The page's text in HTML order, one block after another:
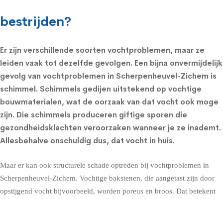
bestrijden?
Er zijn verschillende soorten vochtproblemen, maar ze
leiden vaak tot dezelfde gevolgen. Een bijna onvermijdelijk
gevolg van vochtproblemen in Scherpenheuvel-Zichem is
schimmel. Schimmels gedijen uitstekend op vochtige
bouwmaterialen, wat de oorzaak van dat vocht ook moge
zijn. Die schimmels produceren giftige sporen die
gezondheidsklachten veroorzaken wanneer je ze inademt.
Allesbehalve onschuldig dus, dat vocht in huis.
Maar er kan ook structurele schade optreden bij vochtproblemen in
Scherpenheuvel-Zichem. Vochtige bakstenen, die aangetast zijn door
opstijgend vocht bijvoorbeeld, worden poreus en broos. Dat betekent